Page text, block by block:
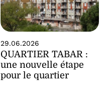
29.06.2026
QUARTIER TABAR :
une nouvelle étape
pour le quartier